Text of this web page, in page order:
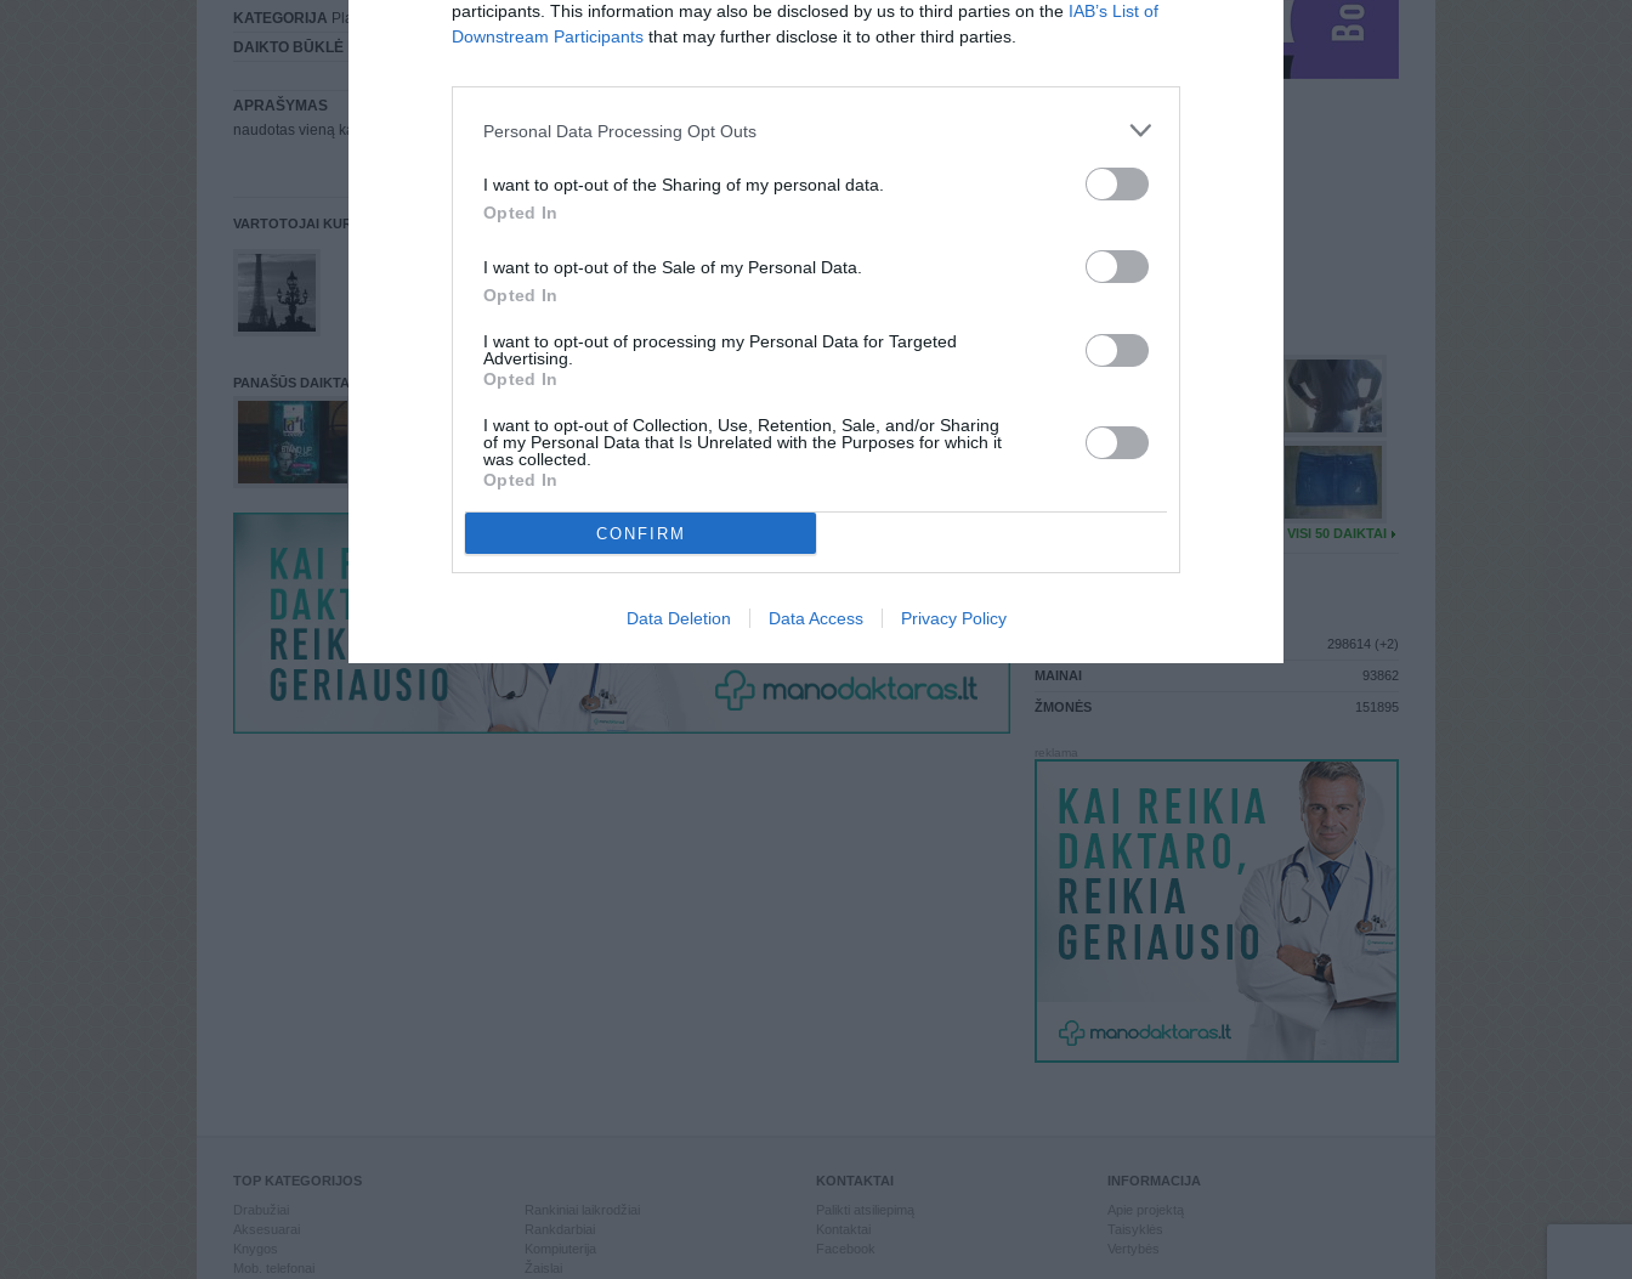
participants. This information may also be disclosed by us to third parties on the IAB’s List of
Downstream Participants that may further disclose it to other third parties.
Personal Data Processing Opt Outs
I want to opt-out of the Sharing of my personal data.
Opted In
I want to opt-out of the Sale of my Personal Data.
Opted In
I want to opt-out of processing my Personal Data for Targeted
Advertising.
Opted In
I want to opt-out of Collection, Use, Retention, Sale, and/or Sharing
of my Personal Data that Is Unrelated with the Purposes for which it
was collected.
Opted In
CONFIRM
Data Deletion Data Access Privacy Policy
KATEGORIJA Plaukams MIESTASKaunas
DAIKTO BŪKLĖ
APRAŠYMAS
naudotas vieną kartą.
kosmetika, drabužis.
0.00 EUR(0 LTL)
VARTOTOJAI KURIE PATALPINĘ DAIKTĄ Į NORŲ KREPŠĮ
VISI 1 ŽMONĖS
PANAŠŪS DAIKTAI
GIEDRULKA
ATLIKO MAINŲ
DAUGIAU DAIKTŲ
VISI 50 DAIKTAI
298614 (+2)
MAINAI 93862
ŽMONĖS 151895
TOP KATEGORIJOS
Knygos
Mob. telefonai
Kompiuterija
Žaislai
KONTAKTAI
Kontaktai
INFORMACIJA